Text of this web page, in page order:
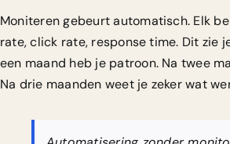
Moniteren gebeurt automatisch. Elk
rate, click rate, response time. Dit zie
een maand heb je patroon. Na twee
Na drie maanden weet je zeker wat